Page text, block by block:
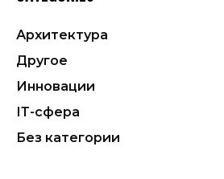
Архитектура
Другое
Инновации
ІТ-сфера
Без категории